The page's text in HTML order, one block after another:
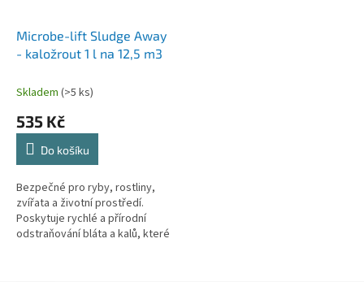
Microbe-lift Sludge Away
- kaložrout 1 l na 12,5 m3
Skladem (>5 ks)
535 Kč
Do košíku
Bezpečné pro ryby, rostliny,
zvířata a životní prostředí.
Poskytuje rychlé a přírodní
odstraňování bláta a kalů, které